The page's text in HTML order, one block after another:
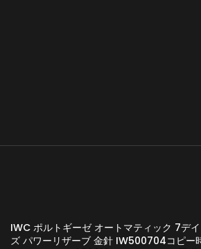
IWC ポルトギーゼ オートマティック 7デイ
ズ パワーリザーブ 金針 IW500704コピー